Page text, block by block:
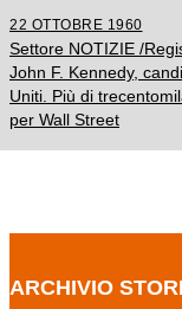
22 OTTOBRE 1960
Settore NOTIZIE /
John F. Kennedy,
Uniti. Più di
per Wall Street
ARCHIVIO